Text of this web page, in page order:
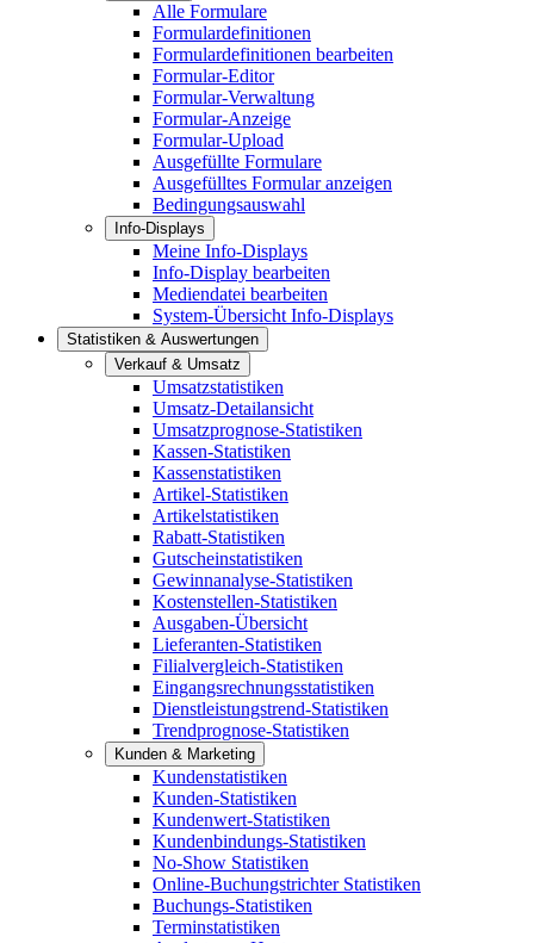
Alle Formulare
Formulardefinitionen
Formulardefinitionen bearbeiten
Formular-Editor
Formular-Verwaltung
Formular-Anzeige
Formular-Upload
Ausgefüllte Formulare
Ausgefülltes Formular anzeigen
Bedingungsauswahl
Info-Displays
Meine Info-Displays
Info-Display bearbeiten
Mediendatei bearbeiten
System-Übersicht Info-Displays
Statistiken & Auswertungen
Verkauf & Umsatz
Umsatzstatistiken
Umsatz-Detailansicht
Umsatzprognose-Statistiken
Kassen-Statistiken
Kassenstatistiken
Artikel-Statistiken
Artikelstatistiken
Rabatt-Statistiken
Gutscheinstatistiken
Gewinnanalyse-Statistiken
Kostenstellen-Statistiken
Ausgaben-Übersicht
Lieferanten-Statistiken
Filialvergleich-Statistiken
Eingangsrechnungsstatistiken
Dienstleistungstrend-Statistiken
Trendprognose-Statistiken
Kunden & Marketing
Kundenstatistiken
Kunden-Statistiken
Kundenwert-Statistiken
Kundenbindungs-Statistiken
No-Show Statistiken
Online-Buchungstrichter Statistiken
Buchungs-Statistiken
Terminstatistiken